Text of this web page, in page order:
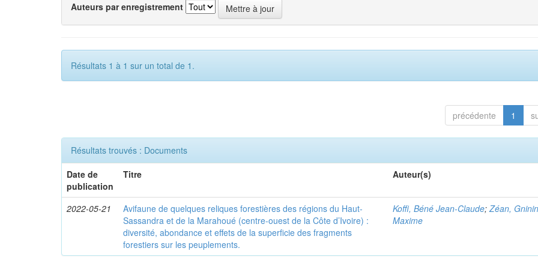
Auteurs par enregistrement
Résultats 1 à 1 sur un total de 1.
précédente 1
Résultats trouvés : Documents
Date de
publication
Titre Auteur(s)
2022-05-21
Avifaune de quelques reliques forestières des régions du Haut-
Sassandra et de la Marahoué (centre-ouest de la Côte d’Ivoire) :
diversité, abondance et effets de la superficie des fragments
forestiers sur les peuplements.
Koffi, Béné Jean-Claude;Zéan,
Maxime